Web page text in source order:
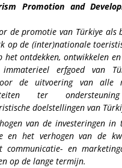
Promotion and
de promotie van Türkiye als
op de (inter)nationale
ontdekken, ontwikkelen
erfgoed van
de uitvoering van alle
ter
doelstellingen van
van de investeringen in
en het verhogen van de
communicatie- en
op de lange termijn.